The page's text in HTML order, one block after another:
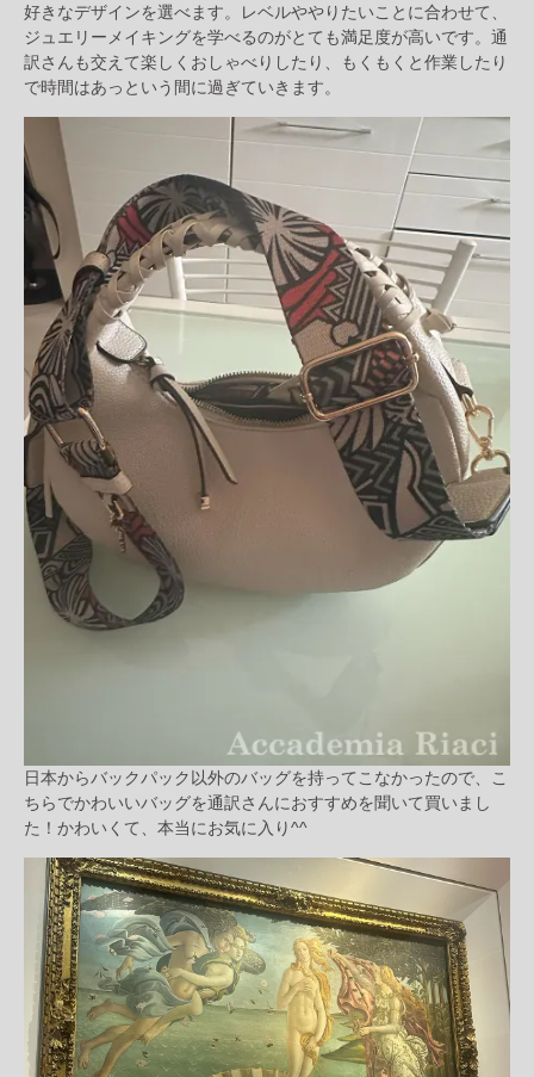
好きなデザインを選べます。レベルややりたいことに合わせて、
ジュエリーメイキングを学べるのがとても満足度が高いです。通
訳さんも交えて楽しくおしゃべりしたり、もくもくと作業したり
で時間はあっという間に過ぎていきます。
日本からバックパック以外のバッグを持ってこなかったので、こ
ちらでかわいいバッグを通訳さんにおすすめを聞いて買いまし
た！かわいくて、本当にお気に入り^^